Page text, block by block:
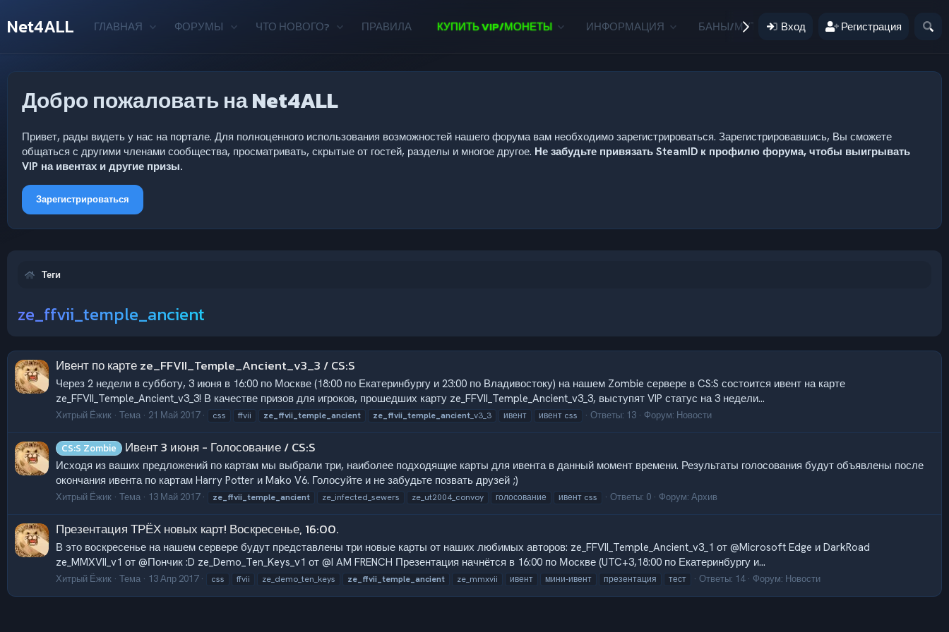
Net4ALL ГЛАВНАЯ ФОРУМЫ ЧТО НОВОГО? ПРАВИЛА КУПИТЬ VIP/МОНЕТЫ ИНФОРМАЦИЯ БАНЫ/МУТЫ ПОЖЕРТВОВАНИЯ
Вход Регистрация
Добро пожаловать на Net4ALL
Привет, рады видеть у нас на портале. Для полноценного использования возможностей нашего форума вам необходимо зарегистрироваться. Зарегистрировавшись, Вы сможете
общаться с другими членами сообщества, просматривать, скрытые от гостей, разделы и многое другое. Не забудьте привязать SteamID к профилю форума, чтобы выигрывать
VIP на ивентах и другие призы.
Зарегистрироваться
Теги
ze_ffvii_temple_ancient
Ивент по карте ze_FFVII_Temple_Ancient_v3_3 / CS:S
Через 2 недели в субботу, 3 июня в 16:00 по Москве (18:00 по Екатеринбургу и 23:00 по Владивостоку) на нашем Zombie сервере в CS:S состоится ивент на карте
ze_FFVII_Temple_Ancient_v3_3! В качестве призов для игроков, прошедших карту ze_FFVII_Temple_Ancient_v3_3, выступят VIP статус на 3 недели...
Хитрый Ёжик Тема 21 Май 2017 css ffvii ze_ffvii_temple_ancient ze_ffvii_temple_ancient _v3_3 ивент ивент css Ответы: 13 Форум: Новости
CS:S Zombie Ивент 3 июня - Голосование / CS:S
Исходя из ваших предложений по картам мы выбрали три, наиболее подходящие карты для ивента в данный момент времени. Результаты голосования будут объявлены после
окончания ивента по картам Harry Potter и Mako V6. Голосуйте и не забудьте позвать друзей ;)
Хитрый Ёжик Тема 13 Май 2017 ze_ffvii_temple_ancient ze_infected_sewers ze_ut2004_convoy голосование ивент css Ответы: 0 Форум: Архив
Презентация ТРЁХ новых карт! Воскресенье, 16:00.
В это воскресенье на нашем сервере будут представлены три новые карты от наших любимых авторов: ze_FFVII_Temple_Ancient_v3_1 от @Microsoft Edge и DarkRoad
ze_MMXVII_v1 от @Пончик :D ze_Demo_Ten_Keys_v1 от @I AM FRENCH Презентация начнётся в 16:00 по Москве (UTC+3,18:00 по Екатеринбургу и...
Хитрый Ёжик Тема 13 Апр 2017 css ffvii ze_demo_ten_keys ze_ffvii_temple_ancient ze_mmxvii ивент мини-ивент презентация тест Ответы: 14 Форум: Новости